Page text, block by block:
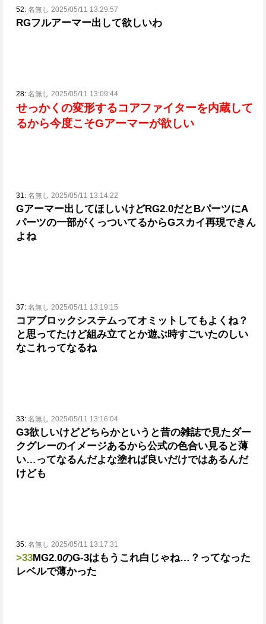
52: 名無し 2025/05/11 13:29:57
RGフルアーマー出して欲しいわ
28: 名無し 2025/05/11 13:09:44
せっかくの変形するコアファイターを内蔵して
るから今度こそGアーマーが欲しい
31: 名無し 2025/05/11 13:14:22
Gアーマー出してほしいけどRG2.0だとBパーツにA
パーツの一部がくっついてるからGスカイ再現できん
よね
37: 名無し 2025/05/11 13:19:15
コアブロックシステムってオミットしてもよくね？
と思ってたけど組み立てとか遊ぶ時すごいたのしい
なこれってなるね
33: 名無し 2025/05/11 13:16:04
G3欲しいけどどちらかというと昔の雑誌で見たダー
クグレーのイメージあるから公式の色合い見ると薄
い…ってなるんだよな塗れば良いだけではあるんだ
けども
35: 名無し 2025/05/11 13:17:31
>33MG2.0のG-3はもうこれ白じゃね…？ってなった
レベルで薄かった